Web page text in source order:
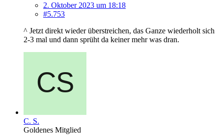
2. Oktober 2023 um 18:18
#5.753
^ Jetzt direkt wieder überstreichen, das Ganze wiederholt sich
2-3 mal und dann sprüht da keiner mehr was dran.
C. S.
Goldenes Mitglied